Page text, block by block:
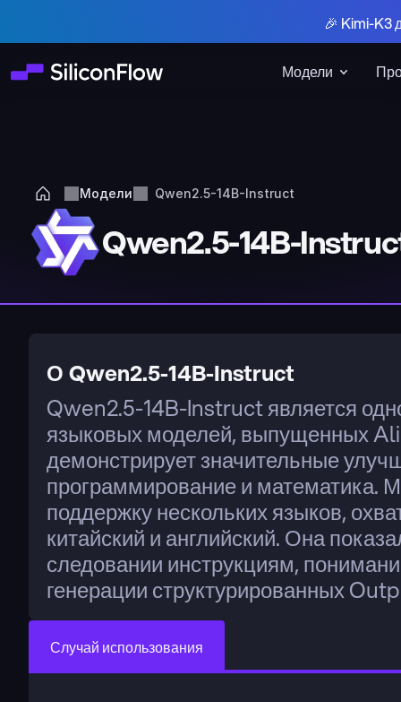
Модели
🎉 Kimi-K3
Модели Qwen2.5-14B-Instruct
Qwen2.5-14B-
О Qwen2.5-14B-Instruct
Qwen2.5-14B-Instruct является
языковых моделей, выпущенных
демонстрирует значительные
программирование и математика.
поддержку нескольких языков,
китайский и английский. Она
следовании инструкциям,
генерации структурированных
Случай использования